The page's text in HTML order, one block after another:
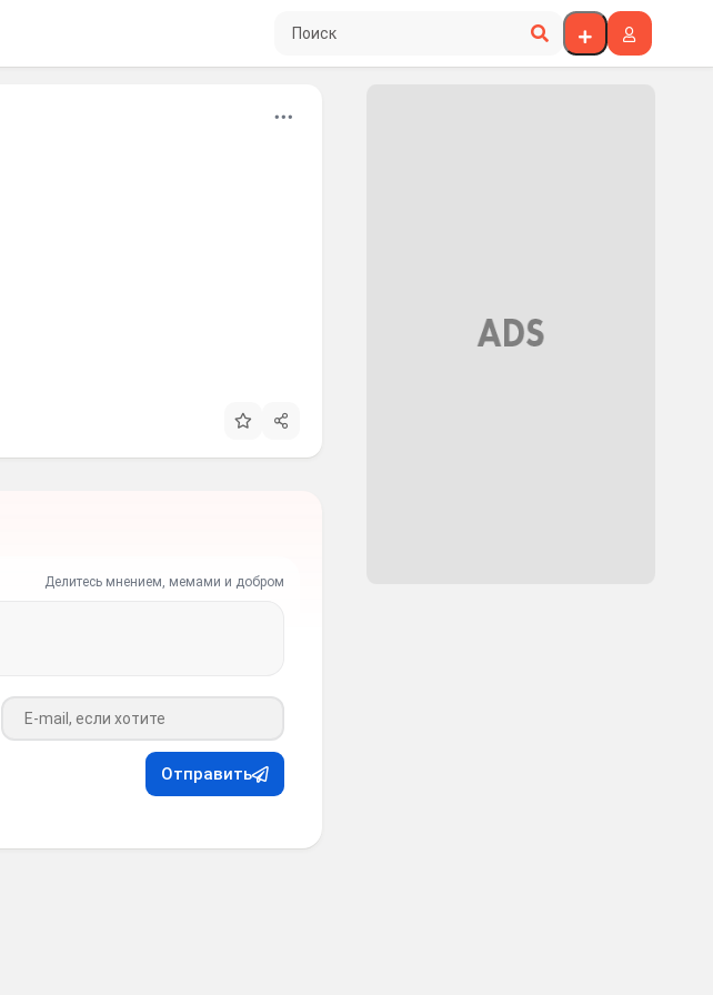
Поиск по сайту
Делитесь мнением, мемами и добром
Ваш e-mail
Отправить